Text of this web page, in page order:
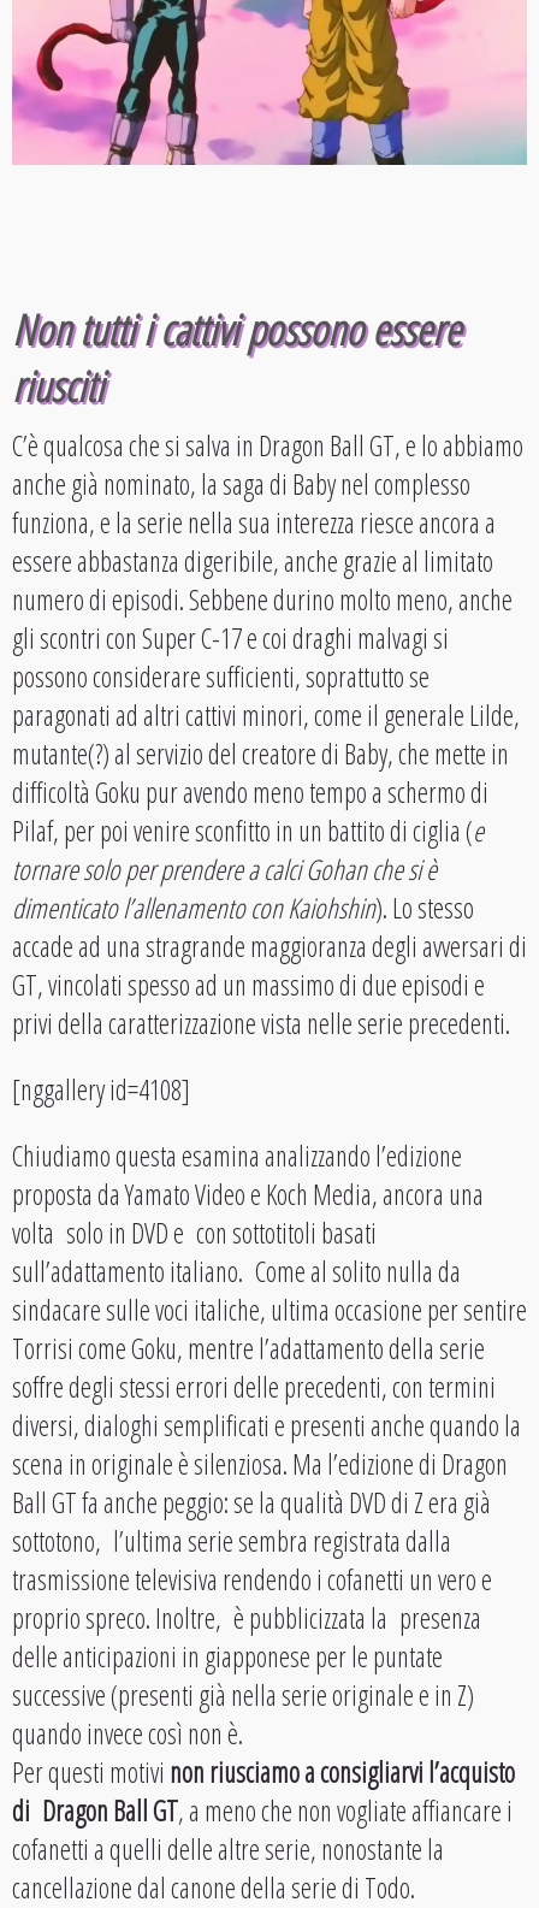
Non tutti i cattivi possono essere
riusciti
C’è qualcosa che si salva in Dragon Ball GT, e lo abbiamo
anche già nominato, la saga di Baby nel complesso
funziona, e la serie nella sua interezza riesce ancora a
essere abbastanza digeribile, anche grazie al limitato
numero di episodi. Sebbene durino molto meno, anche
gli scontri con Super C-17 e coi draghi malvagi si
possono considerare sufficienti, soprattutto se
paragonati ad altri cattivi minori, come il generale Lilde,
mutante(?) al servizio del creatore di Baby, che mette in
difficoltà Goku pur avendo meno tempo a schermo di
Pilaf, per poi venire sconfitto in un battito di ciglia (e
tornare solo per prendere a calci Gohan che si è
dimenticato l’allenamento con Kaiohshin). Lo stesso
accade ad una stragrande maggioranza degli avversari di
GT, vincolati spesso ad un massimo di due episodi e
privi della caratterizzazione vista nelle serie precedenti.
[nggallery id=4108]
Chiudiamo questa esamina analizzando l’edizione
proposta da Yamato Video e Koch Media, ancora una
volta solo in DVD e con sottotitoli basati
sull’adattamento italiano. Come al solito nulla da
sindacare sulle voci italiche, ultima occasione per sentire
Torrisi come Goku, mentre l’adattamento della serie
soffre degli stessi errori delle precedenti, con termini
diversi, dialoghi semplificati e presenti anche quando la
scena in originale è silenziosa. Ma l’edizione di Dragon
Ball GT fa anche peggio: se la qualità DVD di Z era già
sottotono, l’ultima serie sembra registrata dalla
trasmissione televisiva rendendo i cofanetti un vero e
proprio spreco. Inoltre, è pubblicizzata la presenza
delle anticipazioni in giapponese per le puntate
successive (presenti già nella serie originale e in Z)
quando invece così non è.
Per questi motivi non riusciamo a consigliarvi l’acquisto
di Dragon Ball GT, a meno che non vogliate affiancare i
cofanetti a quelli delle altre serie, nonostante la
cancellazione dal canone della serie di Todo.